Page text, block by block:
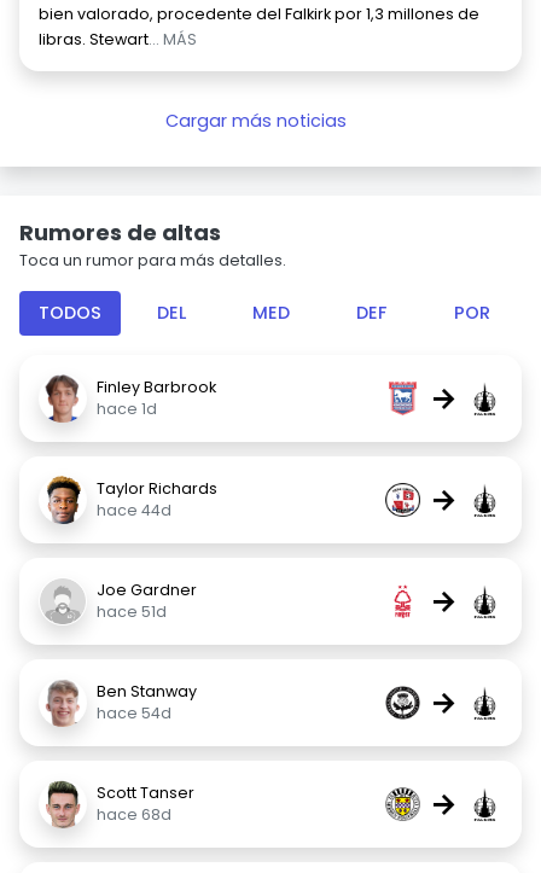
bien valorado, procedente del Falkirk por 1,3 millones de
libras. Stewart... MÁS
Cargar más noticias
Rumores de altas
Toca un rumor para más detalles.
TODOS DEL MED DEF POR
Finley Barbrook
hace 1d
→
Taylor Richards
hace 44d
→
Joe Gardner
hace 51d
→
Ben Stanway
hace 54d
→
Scott Tanser
hace 68d
→